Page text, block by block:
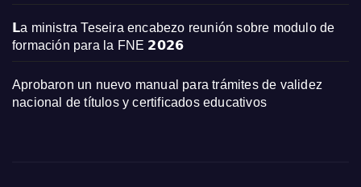
𝗟a ministra Teseira encabezo reunión sobre modulo de
formación para la FNE 𝟮𝟬𝟮𝟲
Aprobaron un nuevo manual para trámites de validez
nacional de títulos y certificados educativos